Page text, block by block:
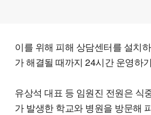
이를 위해 피해 상담센터를 설치
가 해결될 때까지 24시간 운영하
유상석 대표 등 임원진 전원은 식
가 발생한 학교와 병원을 방문해